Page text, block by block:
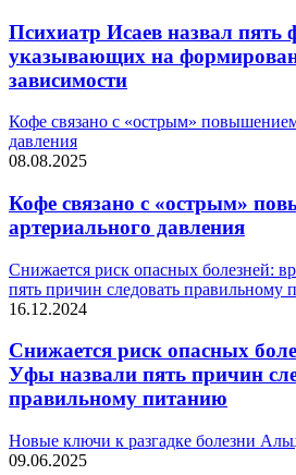
Психиатр Исаев назвал пять
указывающих на
зависимости
Кофе связано с «острым»
давления
08.08.2025
Кофе связано с «острым»
артериального давления
Снижается риск опасных болезней:
пять причин следовать правильному
16.12.2024
Снижается риск опасных
Уфы назвали пять причин
правильному питанию
Новые ключи к разгадке болезни
09.06.2025